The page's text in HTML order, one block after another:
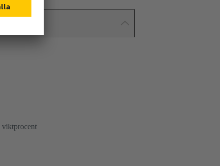
viktprocent